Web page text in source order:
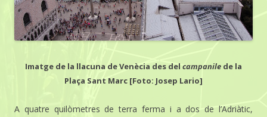
Imatge de la llacuna de Venècia des del campanile de la
Plaça Sant Marc [Foto: Josep Lario]
A quatre quilòmetres de terra ferma i a dos de l’Adriàtic,